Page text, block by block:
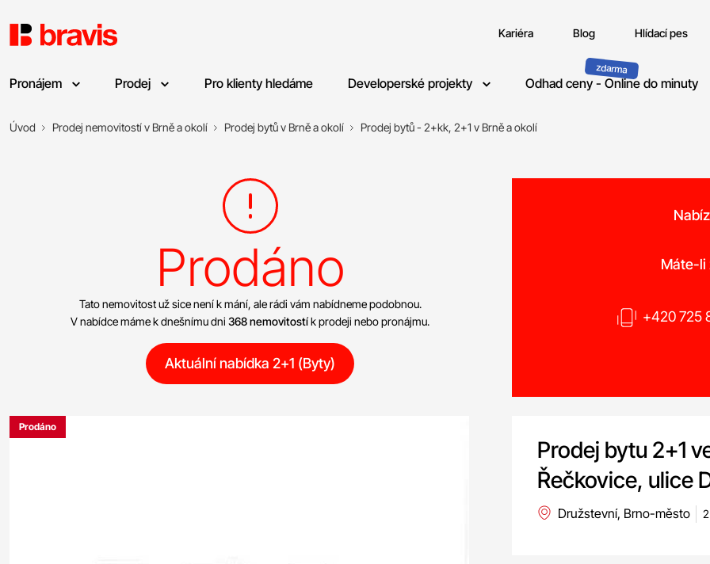
Kariéra Blog Hlídací pes
Pronájem Prodej Pro klienty hledáme Developerské projekty Odhad ceny - Online do minuty
Úvod Prodej nemovitostí v Brně a okolí Prodej bytů v Brně a okolí Prodej bytů - 2+kk, 2+1 v Brně a okolí
Prodáno
Tato nemovitost už sice není k mání, ale rádi vám nabídneme podobnou.
V nabídce máme k dnešnímu dni368 nemovitostík prodeji nebo pronájmu.
Aktuální nabídka 2+1 (Byty)
Máte-li
+420 725
Prodáno
Prodej bytu 2+1
Řečkovice, ulice
Družstevní, Brno-město